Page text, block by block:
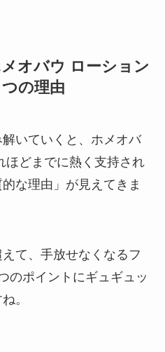
オバウ ローション
の理由
いていくと、ホメオバ
ほどまでに熱く支持され
な理由」が見えてきま
て、手放せなくなるフ
のポイントにギュギュッ
。